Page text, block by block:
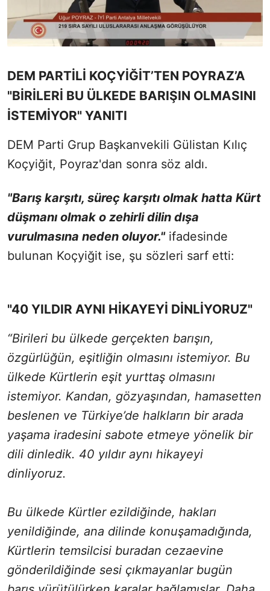
DEM PARTİLİ KOÇYİĞİT’TEN POYRAZ’A
"BİRİLERİ BU ÜLKEDE BARIŞIN OLMASINI
İSTEMİYOR" YANITI
DEM Parti Grup Başkanvekili Gülistan Kılıç
Koçyiğit, Poyraz'dan sonra söz aldı.
"Barış karşıtı, süreç karşıtı olmak hatta Kürt
düşmanı olmak o zehirli dilin dışa
vurulmasına neden oluyor."ifadesinde
bulunan Koçyiğit ise, şu sözleri sarf etti:
"40 YILDIR AYNI HİKAYEYİ DİNLİYORUZ"
“Birileri bu ülkede gerçekten barışın,
özgürlüğün, eşitliğin olmasını istemiyor. Bu
ülkede Kürtlerin eşit yurttaş olmasını
istemiyor. Kandan, gözyaşından, hamasetten
beslenen ve Türkiye’de halkların bir arada
yaşama iradesini sabote etmeye yönelik bir
dili dinledik. 40 yıldır aynı hikayeyi
dinliyoruz.
Bu ülkede Kürtler ezildiğinde, hakları
yenildiğinde, ana dilinde konuşamadığında,
Kürtlerin temsilcisi buradan cezaevine
gönderildiğinde sesi çıkmayanlar bugün